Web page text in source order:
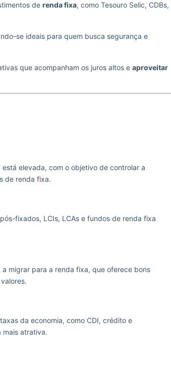
de renda fixa, como Tesouro Selic, CDBs,
se ideais para quem busca segurança e
que acompanham os juros altos e aproveitar
elevada, com o objetivo de controlar a
de renda fixa.
fixados, LCIs, LCAs e fundos de renda fixa
migrar para a renda fixa, que oferece bons
da economia, como CDI, crédito e
mais atrativa.